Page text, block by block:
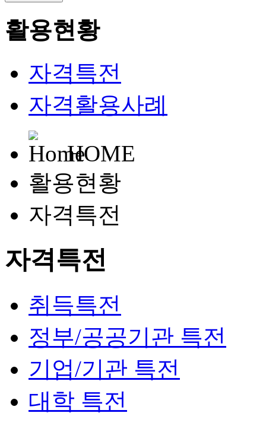
활용현황
자격특전
자격활용사례
HOME
활용현황
자격특전
자격특전
취득특전
정부/공공기관 특전
기업/기관 특전
대학 특전